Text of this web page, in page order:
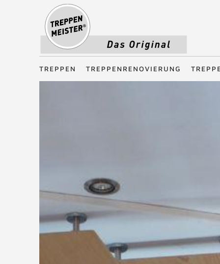
Treppenmeister - Das Original
TREPPEN TREPPENRENOVIERUNG